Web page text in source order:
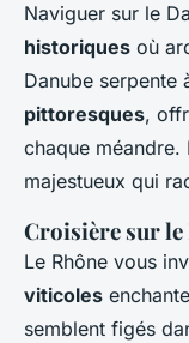
Naviguer sur le
historiques où
Danube serpente
pittoresques,
chaque méandre.
majestueux qui
Croisière sur le
Le Rhône vous
viticoles
semblent figés